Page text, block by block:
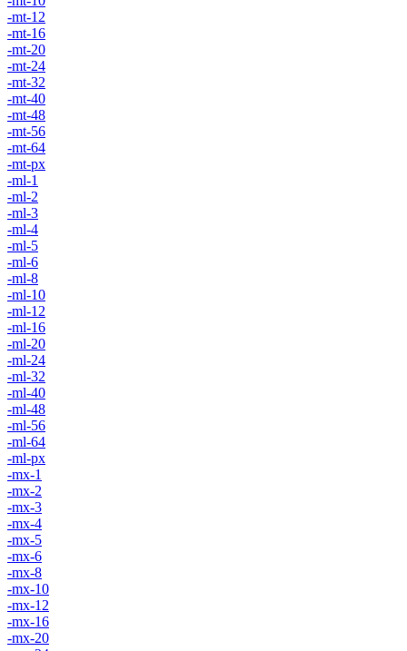
-mt-12
-mt-16
-mt-20
-mt-24
-mt-32
-mt-40
-mt-48
-mt-56
-mt-64
-mt-px
-ml-1
-ml-2
-ml-3
-ml-4
-ml-5
-ml-6
-ml-8
-ml-10
-ml-12
-ml-16
-ml-20
-ml-24
-ml-32
-ml-40
-ml-48
-ml-56
-ml-64
-ml-px
-mx-1
-mx-2
-mx-3
-mx-4
-mx-5
-mx-6
-mx-8
-mx-10
-mx-12
-mx-16
-mx-20